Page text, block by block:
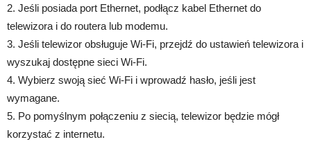
2. Jeśli posiada port Ethernet, podłącz kabel Ethernet do
telewizora i do routera lub modemu.
3. Jeśli telewizor obsługuje Wi-Fi, przejdź do ustawień telewizora i
wyszukaj dostępne sieci Wi-Fi.
4. Wybierz swoją sieć Wi-Fi i wprowadź hasło, jeśli jest
wymagane.
5. Po pomyślnym połączeniu z siecią, telewizor będzie mógł
korzystać z internetu.